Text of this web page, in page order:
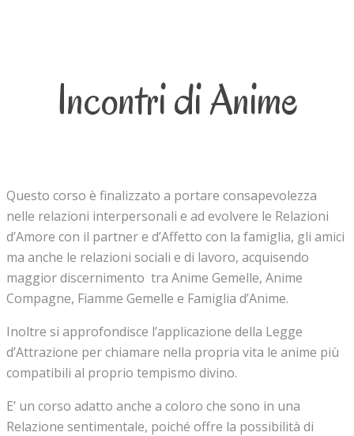
Incontri di Anime
Questo corso è finalizzato a portare consapevolezza
nelle relazioni interpersonali e ad evolvere le Relazioni
d’Amore con il partner e d’Affetto con la famiglia, gli amici
ma anche le relazioni sociali e di lavoro, acquisendo
maggior discernimento tra Anime Gemelle, Anime
Compagne, Fiamme Gemelle e Famiglia d’Anime.
Inoltre si approfondisce l’applicazione della Legge
d’Attrazione per chiamare nella propria vita le anime più
compatibili al proprio tempismo divino.
E’ un corso adatto anche a coloro che sono in una
Relazione sentimentale, poiché offre la possibilità di